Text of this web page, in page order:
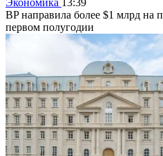
BP направила более $1 млрд на
первом полугодии